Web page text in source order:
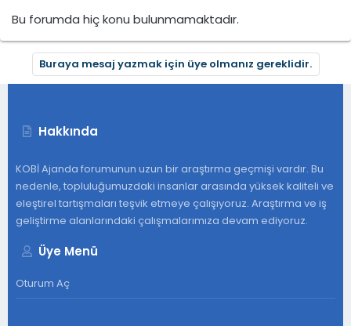
Bu forumda hiç konu bulunmamaktadır.
Buraya mesaj yazmak için üye olmanız gereklidir.
Hakkında
KOBİ Ajanda forumunun uzun bir araştırma geçmişi vardır. Bu
nedenle, topluluğumuzdaki insanlar arasında yüksek kaliteli ve
eleştirel tartışmaları teşvik etmeye çalışıyoruz. Araştırma ve iş
geliştirme alanlarındaki çalışmalarımıza devam ediyoruz.
Üye Menü
Oturum Aç